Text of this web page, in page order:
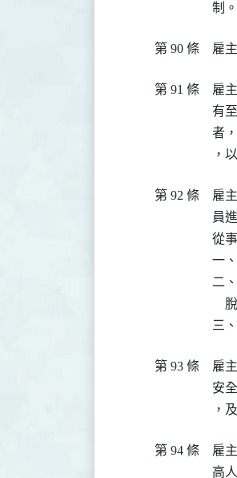
制。
第 90 條 雇
第 91 條
雇
有
者
，
第 92 條
雇
員
從
一
二
三
第 93 條
雇
安
，
第 94 條
雇
高